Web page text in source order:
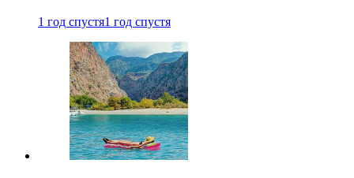
1 год спустя1 год спустя